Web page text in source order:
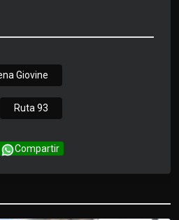
Giovine
Ruta 93
Compartir